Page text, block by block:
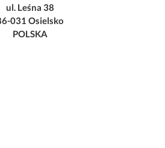
ul. Leśna 38
031 Osielsko
POLSKA